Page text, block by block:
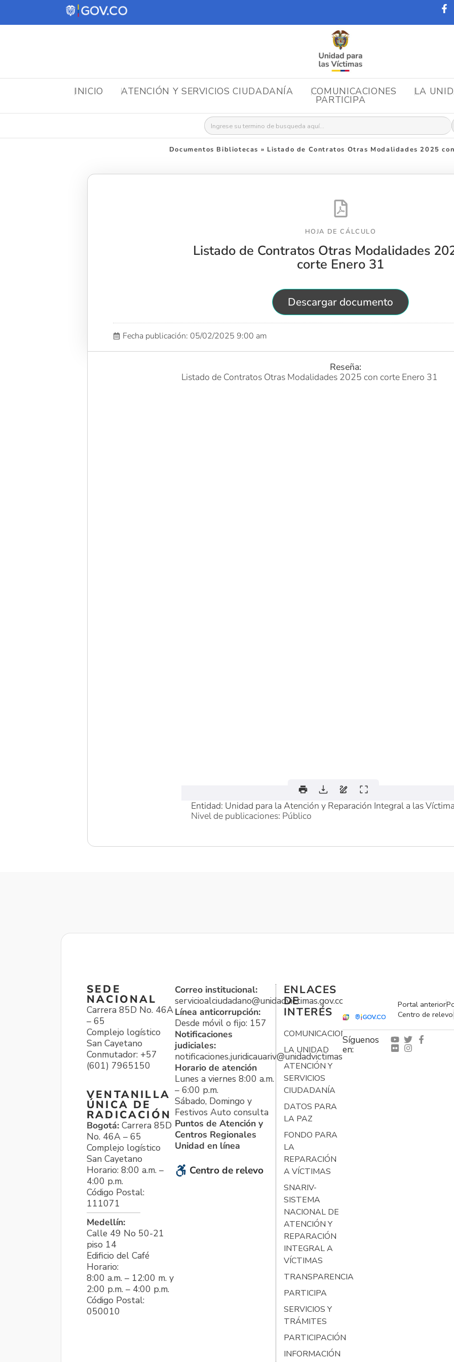
INICIO ATENCIÓN Y SERVICIOS CIUDADANÍA COMUNICACIONES LA
PARTICIPA
Buscar:
Documentos Bibliotecas » Listado de Contratos Otras Modalidades 2025
HOJA DE CÁLCULO
Listado de Contratos Otras Modalidades
corte Enero 31
Descargar documento
Fecha publicación: 05/02/2025 9:00 am
Reseña:
Listado de Contratos Otras Modalidades 2025 con corte Enero 31
Entidad: Unidad para la Atención y Reparación Integral a las
Nivel de publicaciones: Público
SEDE
NACIONAL
Carrera 85D No. 46A
– 65
Complejo logístico
San Cayetano
Conmutador: +57
(601) 7965150
VENTANILLA
ÚNICA DE
RADICACIÓN
Bogotá: Carrera 85D
No. 46A – 65
Complejo logístico
San Cayetano
Horario: 8:00 a.m. –
4:00 p.m.
Código Postal:
111071
Medellín:
Calle 49 No 50-21
piso 14
Edificio del Café
Horario:
8:00 a.m. – 12:00 m. y
2:00 p.m. – 4:00 p.m.
Código Postal:
050010
Correo institucional:
servicioalciudadano@unidadvictimas.gov.co
Línea anticorrupción:
Desde móvil o fijo: 157
Notificaciones
judiciales:
notificaciones.juridicauariv@unidadvictimas.gov.co
Horario de atención
Lunes a viernes 8:00 a.m.
– 6:00 p.m.
Sábado, Domingo y
Festivos Auto consulta
Puntos de Atención y
Centros Regionales
Unidad en línea
Centro de relevo
ENLACES
DE
INTERÉS
COMUNICACIONES
LA UNIDAD
ATENCIÓN Y
SERVICIOS
CIUDADANÍA
DATOS PARA
LA PAZ
FONDO PARA
LA
REPARACIÓN
A VÍCTIMAS
SNARIV-
SISTEMA
NACIONAL DE
ATENCIÓN Y
REPARACIÓN
INTEGRAL A
VÍCTIMAS
TRANSPARENCIA
PARTICIPA
SERVICIOS Y
TRÁMITES
PARTICIPACIÓN
INFORMACIÓN
Portal anterior
Centro de relevo
Síguenos
en: